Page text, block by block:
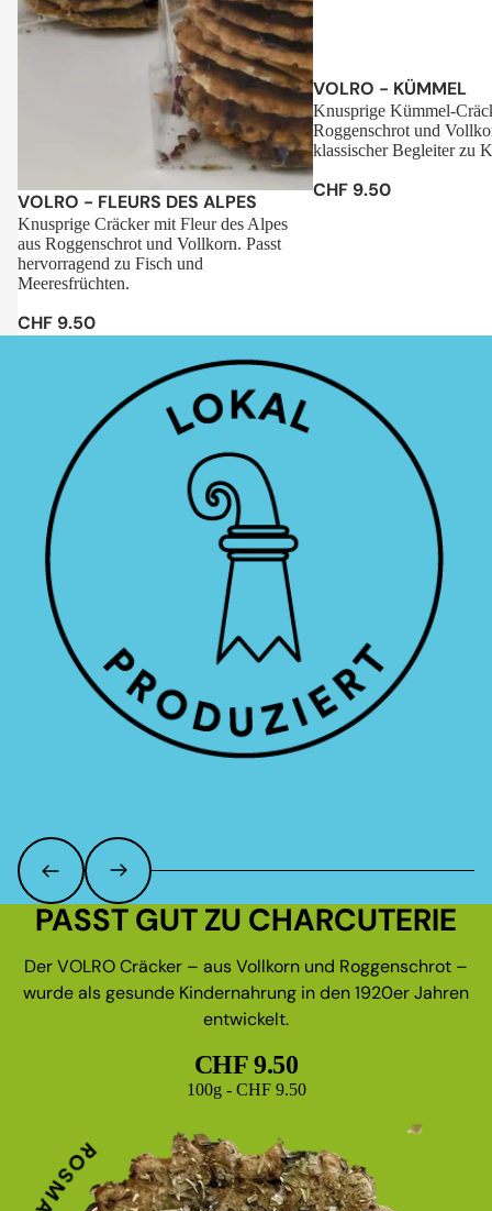
Sale
VOLRO - FLEURS DES ALPES
Knusprige Cräcker mit Fleur des Alpes
aus Roggenschrot und Vollkorn. Passt
hervorragend zu Fisch und
Meeresfrüchten.
CHF 9.50
VOLRO - KÜMMEL
Knusprige Kümmel-
Roggenschrot und
klassischer Begleiter zu
CHF 9.50
PASST GUT ZU CHARCUTERIE
Der VOLRO Cräcker – aus Vollkorn und Roggenschrot –
wurde als gesunde Kindernahrung in den 1920er Jahren
entwickelt.
CHF 9.50
Grundpreis
100g - CHF 9.50